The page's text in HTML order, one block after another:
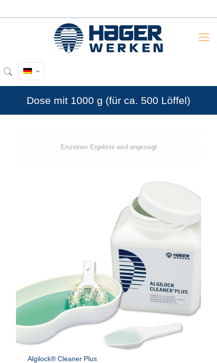
Dose mit 1000 g (für ca. 500 Löffel)
Einzelnes Ergebnis wird angezeigt
Algilock® Cleaner Plus